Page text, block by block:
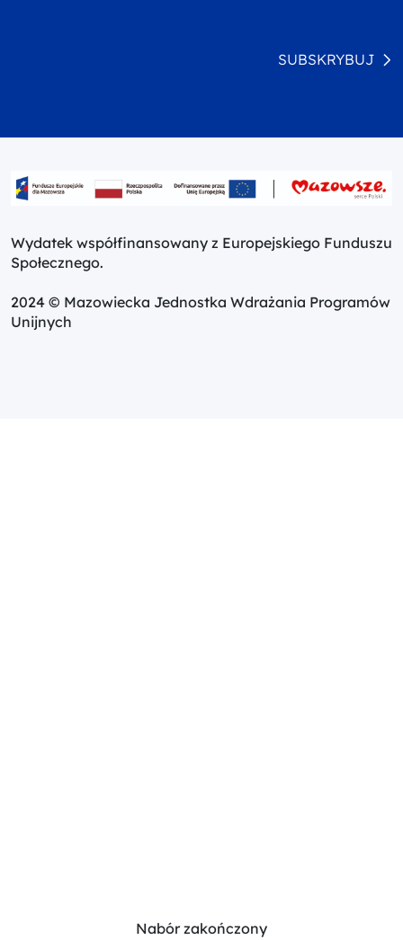
Nabór zakończony
SUBSKRYBUJ
Wydatek współfinansowany z Europejskiego Funduszu
Społecznego.
2024 © Mazowiecka Jednostka Wdrażania Programów
Unijnych